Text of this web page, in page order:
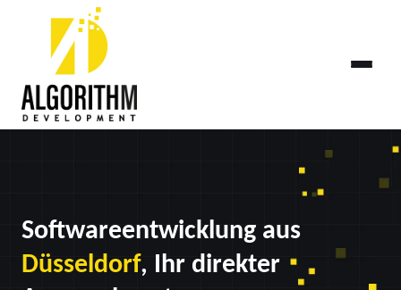
Softwareentwicklung aus
Düsseldorf, Ihr direkter